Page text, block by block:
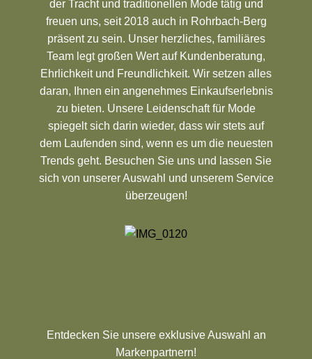
der Tracht und traditionellen Mode tätig und
freuen uns, seit 2018 auch in Rohrbach-Berg
präsent zu sein. Unser herzliches, familiäres
Team legt großen Wert auf Kundenberatung,
Ehrlichkeit und Freundlichkeit. Wir setzen alles
daran, Ihnen ein angenehmes Einkaufserlebnis
zu bieten. Unsere Leidenschaft für Mode
spiegelt sich darin wieder, dass wir stets auf
dem Laufenden sind, wenn es um die neuesten
Trends geht. Besuchen Sie uns und lassen Sie
sich von unserer Auswahl und unserem Service
überzeugen!
Entdecken Sie unsere exklusive Auswahl an
Markenpartnern!